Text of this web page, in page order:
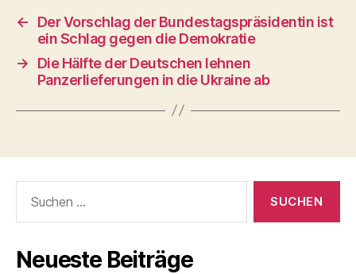
←
Der Vorschlag der Bundestagspräsidentin ist
ein Schlag gegen die Demokratie
→
Die Hälfte der Deutschen lehnen
Panzerlieferungen in die Ukraine ab
nach:
Neueste Beiträge